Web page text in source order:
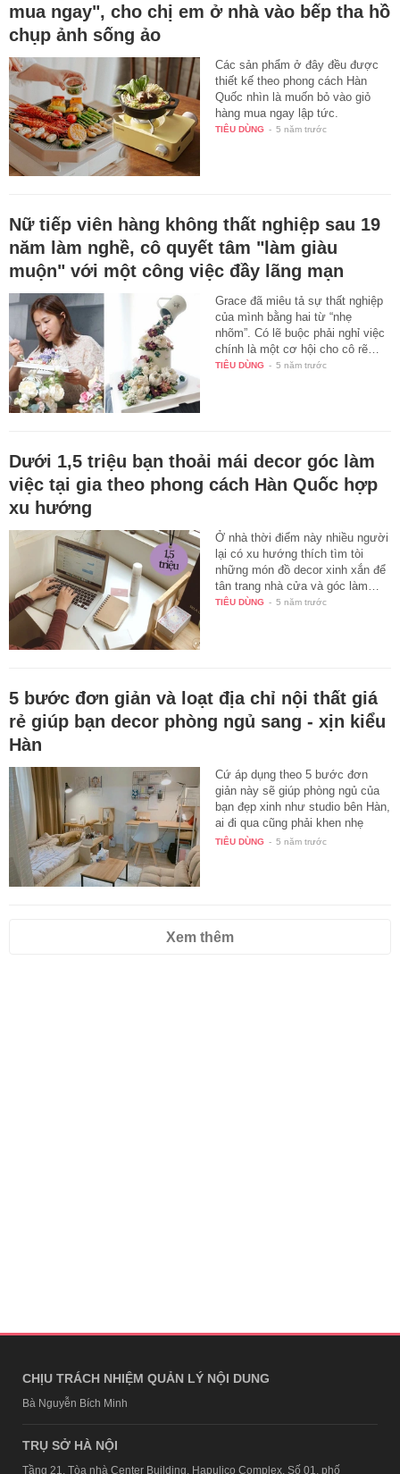
mua ngay", cho chị em ở nhà vào bếp tha hồ
chụp ảnh sống ảo
Các sản phẩm ở đây đều được
thiết kế theo phong cách Hàn
Quốc nhìn là muốn bỏ vào giỏ
hàng mua ngay lập tức.
TIÊU DÙNG - 5 năm trước
Nữ tiếp viên hàng không thất nghiệp sau 19
năm làm nghề, cô quyết tâm "làm giàu
muộn" với một công việc đầy lãng mạn
Grace đã miêu tả sự thất nghiệp
của mình bằng hai từ “nhẹ
nhõm”. Có lẽ buộc phải nghỉ việc
chính là một cơ hội cho cô rẽ…
TIÊU DÙNG - 5 năm trước
Dưới 1,5 triệu bạn thoải mái decor góc làm
việc tại gia theo phong cách Hàn Quốc hợp
xu hướng
Ở nhà thời điểm này nhiều người
lại có xu hướng thích tìm tòi
những món đồ decor xinh xắn để
tân trang nhà cửa và góc làm…
TIÊU DÙNG - 5 năm trước
5 bước đơn giản và loạt địa chỉ nội thất giá
rẻ giúp bạn decor phòng ngủ sang - xịn kiểu
Hàn
Cứ áp dụng theo 5 bước đơn
giản này sẽ giúp phòng ngủ của
bạn đẹp xinh như studio bên Hàn,
ai đi qua cũng phải khen nhẹ
một…
TIÊU DÙNG - 5 năm trước
Xem thêm
CHỊU TRÁCH NHIỆM QUẢN LÝ NỘI DUNG
Bà Nguyễn Bích Minh
TRỤ SỞ HÀ NỘI
Tầng 21, Tòa nhà Center Building, Hapulico Complex, Số 01, phố